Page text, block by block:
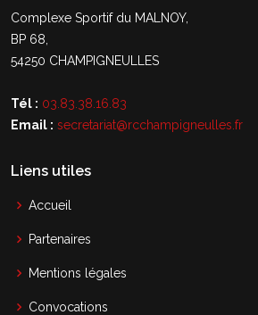
Complexe Sportif du MALNOY,
BP 68,
54250 CHAMPIGNEULLES
Tél : 03.83.38.16.83
Email : secretariat@rcchampigneulles.fr
Liens utiles
Accueil
Partenaires
Mentions légales
Convocations